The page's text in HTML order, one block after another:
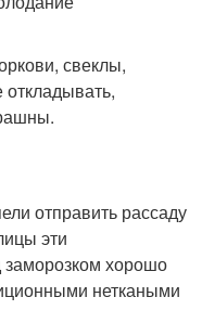
свеклы,
отправить рассаду
эти
хорошо
неткаными